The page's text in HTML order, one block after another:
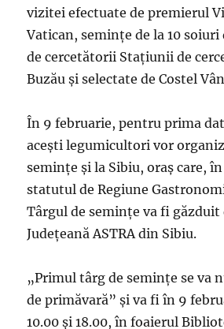
vizitei efectuate de premierul
Vatican, seminţe de la 10
de cercetătorii Staţiunii de
Buzău şi selectate de Costel
În 9 februarie, pentru prima
aceşti legumicultori vor
seminţe şi la Sibiu, oraş care,
statutul de Regiune
Târgul de seminţe va fi găzduit
Judeţeană ASTRA din Sibiu.
„Primul târg de seminţe se va
de primăvară” şi va fi în 9
10.00 şi 18.00, în foaierul